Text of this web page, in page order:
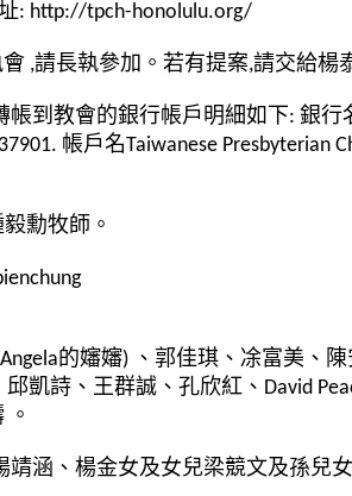
: http://tpch-honolulu.org/
,請長執參加。若有提案,請交給楊
帳到教會的銀行帳戶明細如下: 銀行
帳戶名Taiwanese Presbyterian
勳牧師。
的嬸嬸) 、郭佳琪、凃富美、
凱詩、王群誠、孔欣紅、David
涵、楊金女及女兒梁競文及孫兒